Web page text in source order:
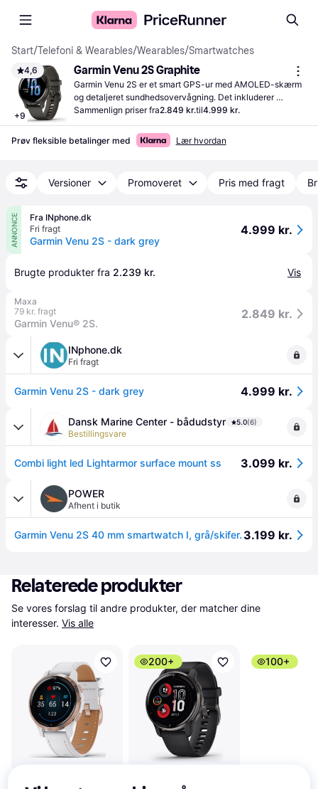
Start/Telefoni & Wearables/Wearables/Smartwatches
4,6
+9
Garmin Venu 2S Graphite
Garmin Venu 2S er et smart GPS-ur med AMOLED-skærm
og detaljeret sundhedsovervågning. Det inkluderer
musiklagring og kontaktløs betaling for praktisk brug.
Sammenlign priser fra2.849 kr.til4.999 kr.
Prøv fleksible betalinger med Lær hvordan
Versioner Promoveret Pris med fragt
ANNONCE
Fra INphone.dk
Fri fragt
Garmin Venu 2S - dark grey
4.999 kr.
Brugte produkter fra 2.239 kr. Vis
Maxa
79 kr. fragt
Garmin Venu® 2S.
2.849 kr.
INphone.dk
Fri fragt
Garmin Venu 2S - dark grey 4.999 kr.
Dansk Marine Center - bådudstyr 5.0(6)
Bestillingsvare
Combi light led Lightarmor surface mount ss 3.099 kr.
POWER
Afhent i butik
Garmin Venu 2S 40 mm smartwatch I, grå/skifer. 3.199 kr.
Relaterede produkter
Se vores forslag til andre produkter, der matcher dine
interesser. Vis alle
200+ 100+